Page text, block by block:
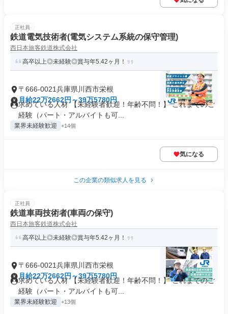
正社員
鉄道電気技術者(電気システム系統の保守管理)
西日本旅客鉄道株式会社
高卒以上◎未経験◎賞与年5.42ヶ月！
〒666-0021兵庫県川西市栄根
月給22万2662円～39万5780円
求めている人材 【未経験者歓迎！年齢不問！】 これまでのご
経験（パート・アルバイトも可...
業界未経験歓迎 +14個
気になる
この企業の類似求人を見る
正社員
鉄道車両技術者(車両の保守)
西日本旅客鉄道株式会社
高卒以上◎未経験◎賞与年5.42ヶ月！
〒666-0021兵庫県川西市栄根
月給22万2662円～39万5780円
求めている人材 【未経験者歓迎！年齢不問！】 これまでのご
経験（パート・アルバイトも可...
業界未経験歓迎 +13個